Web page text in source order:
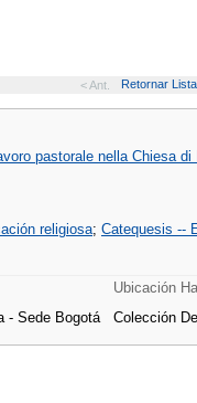
< Ant. Retornar
pastorale nella Chiesa di
religiosa; Catequesis --
Ubicación
- Sede Bogotá Colección